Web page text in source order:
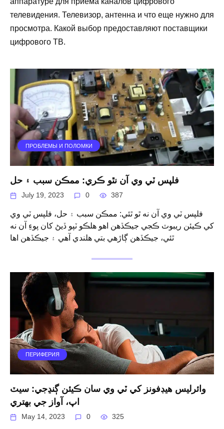
телевидения. Телевизор, антенна и что еще нужно для
просмотра. Какой выбор предоставляют поставщики
цифрового ТВ.
ПРОБЛЕМЫ И ПОЛОМКИ
فلپس ٽي وي آن نٿو ڪري: ممڪن سبب ۽ حل
July 19, 2023 0 387
فلپس ٽي وي آن نه ٿو ٿئي: ممڪن سبب ۽ حل، فلپس ٽي وي
کي ڪيئن ريبوٽ ڪجي جيڪڏهن اهو هلڪو ٽپو ڏيڻ کان پوءِ آن نه
ٿئي، جيڪڏهن ڳاڙهي بتي هلندي آهي ۽ جيڪڏهن اها
ПЕРИФЕРИЯ
وائرليس هيڊفونز کي ٽي وي سان ڪيئن ڳنڍجي: سيٽ
اپ، آواز جي بهتري
May 14, 2023 0 325